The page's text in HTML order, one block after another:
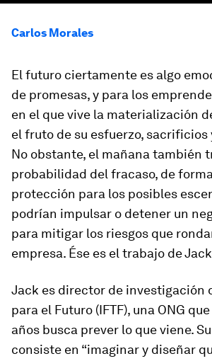
Carlos Morales
El futuro ciertamente es algo
de promesas, y para los
en el que vive la materialización
el fruto de su esfuerzo, sacrificios
No obstante, el mañana también
probabilidad del fracaso, de
protección para los posibles
podrían impulsar o detener un
para mitigar los riesgos que
empresa. Ése es el trabajo de
Jack es director de investigación
para el Futuro (IFTF), una ONG
años busca prever lo que viene.
consiste en “imaginar y diseñar